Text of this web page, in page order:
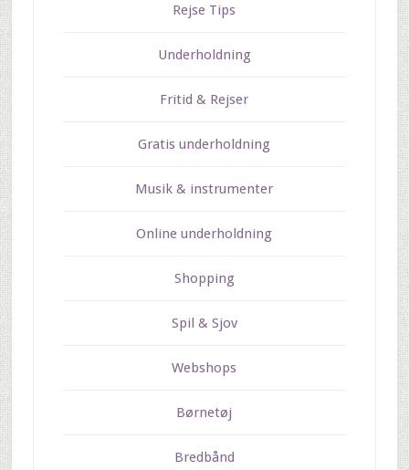
Rejse Tips
Underholdning
Fritid & Rejser
Gratis underholdning
Musik & instrumenter
Online underholdning
Shopping
Spil & Sjov
Webshops
Børnetøj
Bredbånd